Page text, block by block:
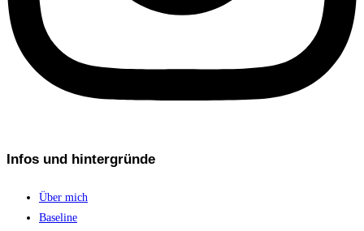
Infos und hintergründe
Über mich
Baseline